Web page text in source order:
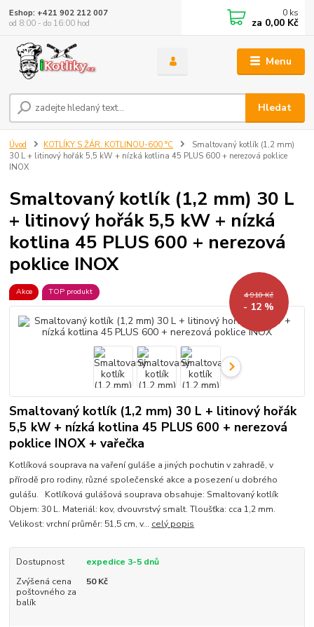
Menu
Hledat
Eshop: +421 902 212 007
od 8:00 - do 16:00 hod
0 ks
za 0,00 Kč
Úvod KOTLÍKY S ŽÁR. KOTLINOU-600 °C
Smaltovaný kotlík (1,2 mm)
30 L + litinový hořák 5,5 kW + nízká kotlina 45 PLUS 600 + nerezová poklice
INOX
Smaltovaný kotlík (1,2 mm) 30 L
+ litinový hořák 5,5 kW + nízká
kotlina 45 PLUS 600 + nerezová
poklice INOX
Akce TOP produkt 4 910 Kč
- 12 %
Smaltovaný kotlík (1,2 mm) 30 L + litinový hořák
5,5 kW + nízká kotlina 45 PLUS 600 + nerezová
poklice INOX + vařečka
Kotlíková souprava na vaření guláše a jiných pochutin v zahradě, v
přírodě pro rodiny, různé společenské akce a posezení u dobrého
gulášu. Kotlíková gulášová souprava obsahuje: Smaltovaný kotlík
Objem: 30 L. Materiál: kov, dvouvrstvý smalt. Tloušťka: cca 1,2 mm.
Velikost: vrchní průměr: 51,5 cm, v... celý popis
Dostupnost
expedice 3-5 dnů
Zvýšená cena
poštovného za
balík
50 Kč